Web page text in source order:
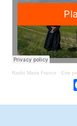
Radio Maria France · Etre